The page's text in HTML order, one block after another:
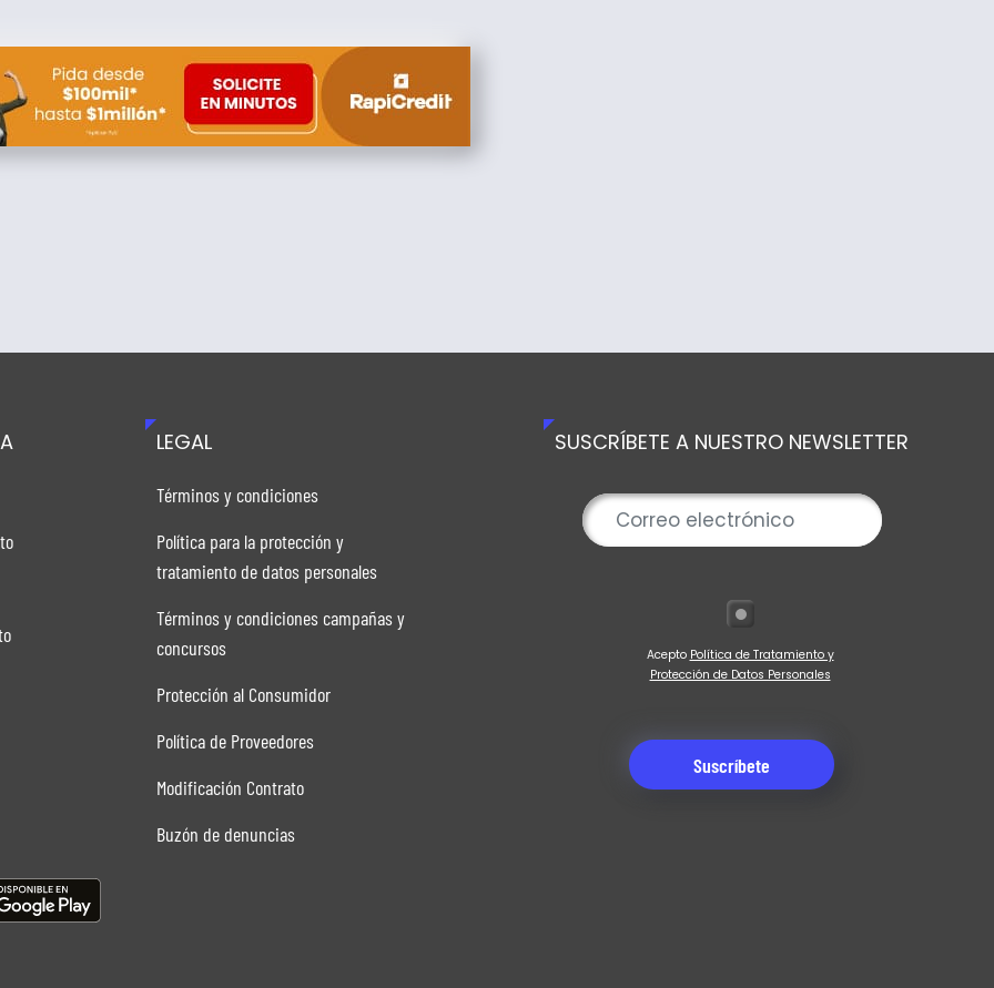
LEGAL
Términos y condiciones
Política para la protección y
tratamiento de datos personales
Términos y condiciones campañas y
concursos
Protección al Consumidor
Política de Proveedores
Modificación Contrato
Buzón de denuncias
SUSCRÍBETE A NUESTRO NEWSLETTER
Acepto Política de Tratamiento y
Protección de Datos Personales